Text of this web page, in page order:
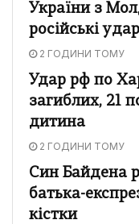
України з
російські
2 ГОДИНИ ТОМУ
Удар рф по
загиблих, 21
дитина
2 ГОДИНИ ТОМУ
Син Байдена
батька-
кістки